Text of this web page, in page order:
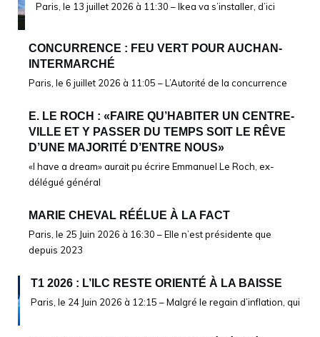
Paris, le 13 juillet 2026 à 11:30 – Ikea va s’installer, d’ici
CONCURRENCE : FEU VERT POUR AUCHAN-
INTERMARCHÉ
Paris, le 6 juillet 2026 à 11:05 – L’Autorité de la concurrence
E. LE ROCH : «FAIRE QU’HABITER UN CENTRE-
VILLE ET Y PASSER DU TEMPS SOIT LE RÊVE
D’UNE MAJORITÉ D’ENTRE NOUS»
«I have a dream» aurait pu écrire Emmanuel Le Roch, ex-
délégué général
MARIE CHEVAL RÉÉLUE À LA FACT
Paris, le 25 Juin 2026 à 16:30 – Elle n’est présidente que
depuis 2023
T1 2026 : L’ILC RESTE ORIENTÉ À LA BAISSE
Paris, le 24 Juin 2026 à 12:15 – Malgré le regain d’inflation, qui